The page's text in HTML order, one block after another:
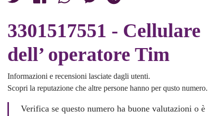
3301517551 - Cellulare
dell’ operatore Tim
Informazioni e recensioni lasciate dagli utenti.
Scopri la reputazione che altre persone hanno per qusto numero.
Verifica se questo numero ha buone valutazioni o è